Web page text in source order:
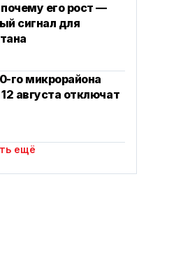
его рост —
сигнал для
го микрорайона
августа отключат
ещё